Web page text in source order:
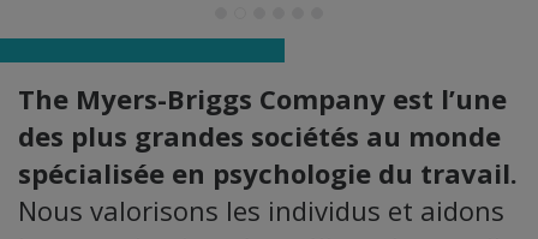
The Myers-Briggs Company est l’une
des plus grandes sociétés au monde
spécialisée en psychologie du travail.
Nous valorisons les individus et aidons